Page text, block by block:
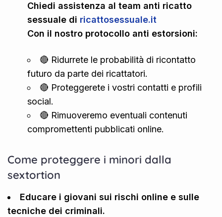
Chiedi assistenza al team anti ricatto
sessuale di ricattosessuale.it
Con il nostro protocollo anti estorsioni:
🔴 Ridurrete le probabilità di ricontatto
futuro da parte dei ricattatori.
🔴 Proteggerete i vostri contatti e profili
social.
🔴 Rimuoveremo eventuali contenuti
compromettenti pubblicati online.
Come proteggere i minori dalla
sextortion
Educare i giovani sui rischi online e sulle
tecniche dei criminali.